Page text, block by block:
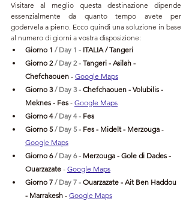
Visitare al meglio questa destinazione dipende
essenzialmente da quanto tempo avete per
godervela a pieno. Ecco quindi una soluzione in base
al numero di giorni a vostra disposizione:
Giorno 1 / Day 1 - ITALIA / Tangeri
Giorno 2 / Day 2 - Tangeri - Asilah -
Chefchaouen - Google Maps
Giorno 3 / Day 3 - Chefchaouen - Volubilis -
Meknes - Fes - Google Maps
Giorno 4 / Day 4 - Fes
Giorno 5 / Day 5 - Fes - Midelt - Merzouga -
Google Maps
Giorno 6 / Day 6 - Merzouga - Gole di Dades -
Ouarzazate - Google Maps
Giorno 7 / Day 7 - Ouarzazate - Ait Ben Haddou
- Marrakesh - Google Maps